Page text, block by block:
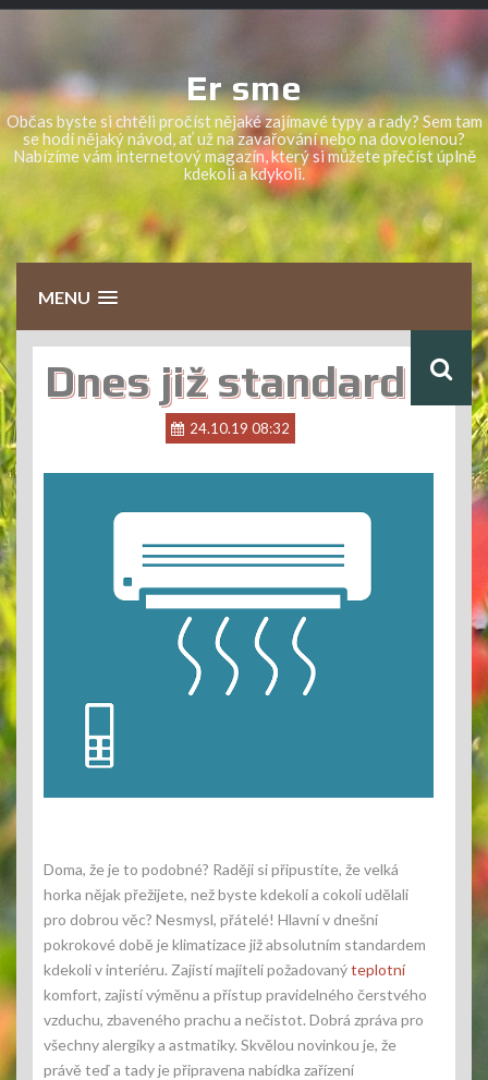
Skip
Er sme
Občas byste si chtěli pročíst nějaké zajímavé typy a rady? Sem tam
se hodí nějaký návod, ať už na zavařování nebo na dovolenou?
Nabízíme vám internetový magazín, který si můžete přečíst úplně
kdekoli a kdykoli.
MENU
Dnes již standard
24.10.19 08:32
Doma, že je to podobné? Raději si připustíte, že velká
horka nějak přežijete, než byste kdekoli a cokoli udělali
pro dobrou věc? Nesmysl, přátelé! Hlavní v dnešní
pokrokové době je klimatizace již absolutním standardem
kdekoli v interiéru. Zajistí majiteli požadovanýteplotní
komfort, zajistí výměnu a přístup pravidelného čerstvého
vzduchu, zbaveného prachu a nečistot. Dobrá zpráva pro
všechny alergiky a astmatiky. Skvělou novinkou je, že
právě teď a tady je připravena nabídka zařízení